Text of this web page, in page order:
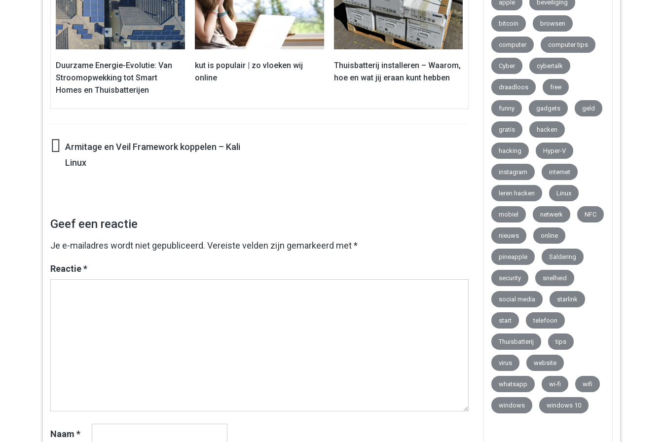
Duurzame Energie-Evolutie: Van
Stroomopwekking tot Smart
Homes en Thuisbatterijen
kut is populair | zo vloeken wij
online
Thuisbatterij installeren – Waarom,
hoe en wat jij eraan kunt hebben
Bericht
Armitage en Veil Framework koppelen – Kali
Linux
Geef een reactie
Je e-mailadres wordt niet gepubliceerd. Vereiste velden zijn gemarkeerd met*
Reactie*
Naam *
apple beveiliging
bitcoin browsen
computer computer tips
Cyber cybertalk
draadloos free
funny gadgets geld
gratis hacken
hacking Hyper-V
instagram internet
leren hacken Linux
mobiel netwerk NFC
nieuws online
pineapple Saldering
security snelheid
social media starlink
start telefoon
Thuisbatterij tips
virus website
whatsapp wi-fi wifi
windows windows 10